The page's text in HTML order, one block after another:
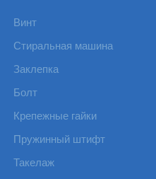
Винт
Стиральная машина
Заклепка
Болт
Крепежные гайки
Пружинный штифт
Такелаж